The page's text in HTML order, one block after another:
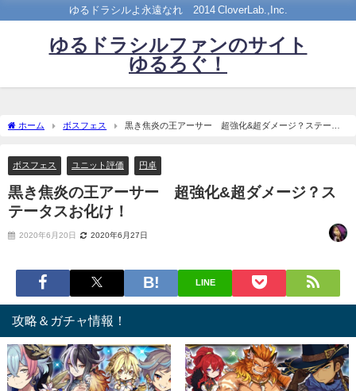
ゆるドラシルよ永遠なれ©2014 CloverLab.,Inc.
ゆるドラシルファンのサイト
ゆるろぐ！
ホーム ボスフェス
黒き焦炎の王アーサー 超強化&超ダメージ？ステータ
ボスフェス ユニット評価 円卓
黒き焦炎の王アーサー 超強化&超ダメージ？ス
テータスお化け！
2020年6月20日 2020年6月27日
LINE
攻略＆ガチャ情報！